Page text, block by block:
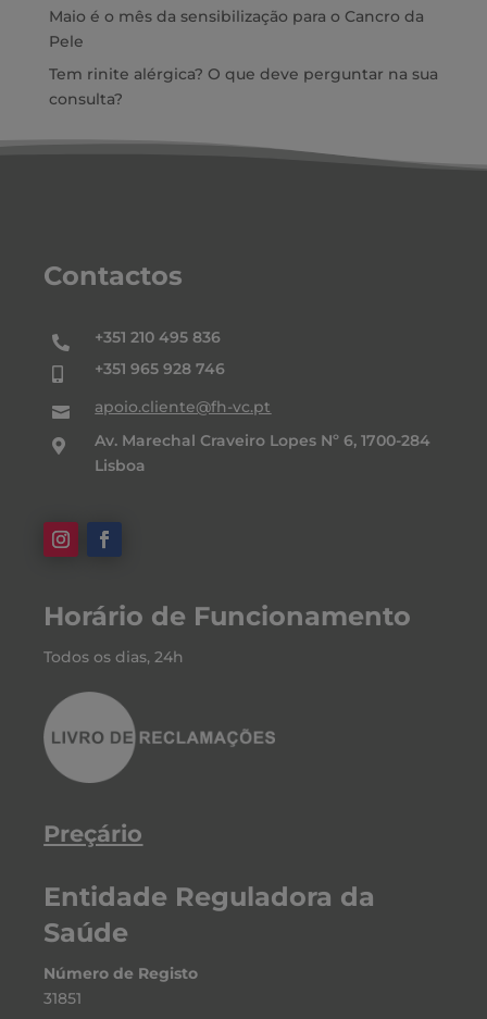
Maio é o mês da sensibilização para o Cancro da
Pele
Tem rinite alérgica? O que deve perguntar na sua
consulta?
Contactos
 +351 210 495 836
+351 965 928 746
 apoio.cliente@fh-vc.pt

Av. Marechal Craveiro Lopes Nº 6, 1700-284
Lisboa
Horário de Funcionamento
Todos os dias, 24h
Preçário
Entidade Reguladora da
Saúde
Número de Registo
31851